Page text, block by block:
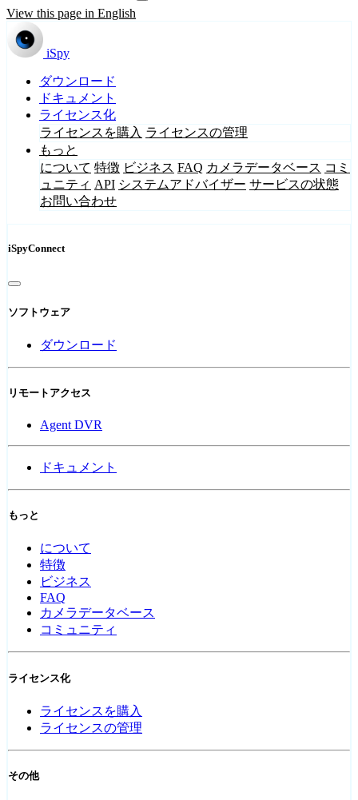
View this page in English
iSpy
ダウンロード
ドキュメント
ライセンス化
ライセンスを購入 ライセンスの管理
もっと
について 特徴 ビジネス FAQ カメラデータベース コミ
ュニティ API システムアドバイザー サービスの状態
お問い合わせ
iSpyConnect
ソフトウェア
ダウンロード
リモートアクセス
Agent DVR
ドキュメント
もっと
について
特徴
ビジネス
FAQ
カメラデータベース
コミュニティ
ライセンス化
ライセンスを購入
ライセンスの管理
その他